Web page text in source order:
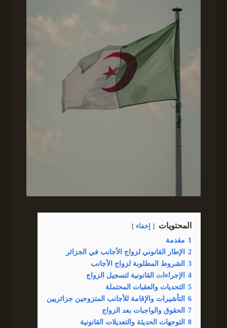
المحتويات إخفاء
1 مقدمة
2
الإطار القانوني لزواج الأجانب في الجزائر
3
الشروط المطلوبة لزواج الأجانب
4
الإجراءات القانونية لتسجيل الزواج
5
التحديات والعقبات المحتملة
6
التأشيرات والإقامة للأجانب المتزوجين جزائريين
7
الحقوق والواجبات بعد الزواج
8
التوجهات الحديثة والتعديلات القانونية